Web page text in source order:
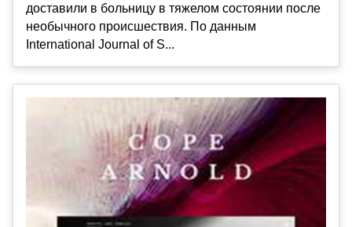
доставили в больницу в тяжелом состоянии после
необычного происшествия. По данным
International Journal of S...